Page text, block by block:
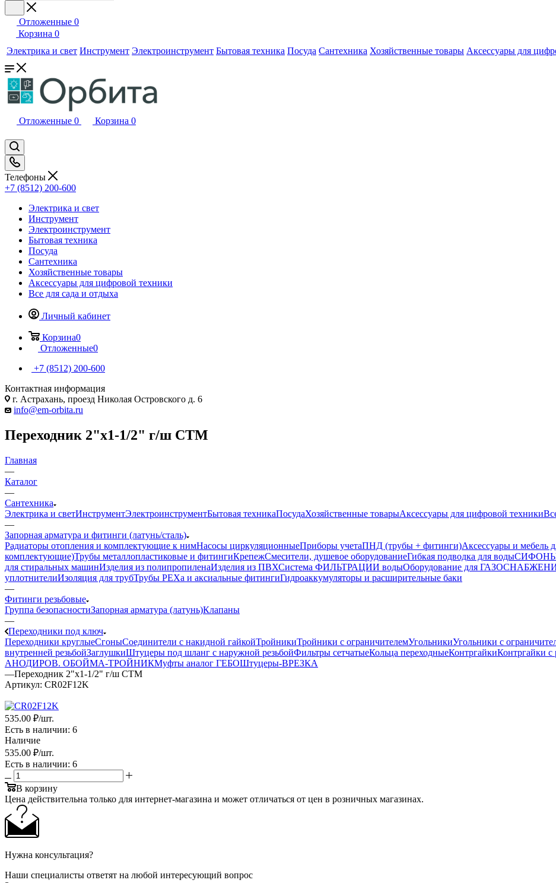
Отложенные 0
Корзина 0
Электрика и свет Инструмент Электроинструмент Бытовая техника Посуда Сантехника Хозяйственные товары Аксессуары для
Отложенные 0 Корзина 0
Телефоны
+7 (8512) 200-600
Электрика и свет
Инструмент
Электроинструмент
Бытовая техника
Посуда
Сантехника
Хозяйственные товары
Аксессуары для цифровой техники
Все для сада и отдыха
Личный кабинет
Корзина0
Отложенные0
+7 (8512) 200-600
Контактная информация
г. Астрахань, проезд Николая Островского д. 6
info@em-orbita.ru
Переходник 2"х1-1/2" г/ш СТМ
Главная
—
Каталог
—
Сантехника
Электрика и светИнструментЭлектроинструментБытовая техникаПосудаХозяйственные товарыАксессуары для цифровой техники
—
Запорная арматура и фитинги (латунь/сталь)
Радиаторы отопления и комплектующие к нимНасосы циркуляционныеПриборы учетаПНД (трубы + фитинги)Аксессуары и мебель
комплектующие)Трубы металлопластиковые и фитингиКрепежСмесители, душевое оборудованиеГибкая подводка для водыСИФОНЫ
для стиральных машинИзделия из полипропиленаИзделия из ПВХСистема ФИЛЬТРАЦИИ водыОборудование для
уплотнителиИзоляция для трубТрубы PEXa и аксиальные фитингиГидроаккумуляторы и расширительные баки
—
Фитинги резьбовые
Группа безопасностиЗапорная арматура (латунь)Клапаны
—
Переходники под ключ
Переходники круглыеСгоныСоединители с накидной гайкойТройникиТройники с ограничителемУгольникиУгольники с
внутренней резьбойЗаглушкиШтуцеры под шланг с наружной резьбойФильтры сетчатыеКольца переходныеКонтргайкиКонтргайки с
АНОДИРОВ. ОБОЙМА-ТРОЙНИКМуфты аналог ГЕБОШтуцеры-ВРЕЗКА
—Переходник 2"х1-1/2" г/ш СТМ
Артикул: CR02F12K
535.00 ₽/шт.
Есть в наличии: 6
Наличие
535.00 ₽/шт.
Есть в наличии: 6
В корзину
Цена действительна только для интернет-магазина и может отличаться от цен в розничных магазинах.
Нужна консультация?
Наши специалисты ответят на любой интересующий вопрос